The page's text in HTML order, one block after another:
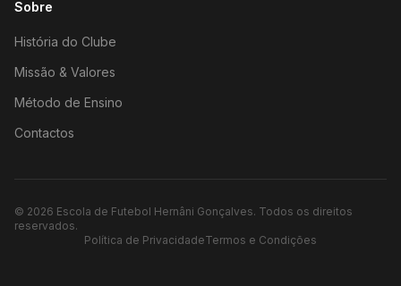
Sobre
História do Clube
Missão & Valores
Método de Ensino
Contactos
© 2026 Escola de Futebol Hernâni Gonçalves. Todos os direitos
reservados.
Política de PrivacidadeTermos e Condições